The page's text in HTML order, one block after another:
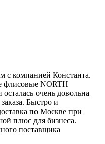
с компанией Константа.
флисовые NORTH
очень довольна
Быстро и
по Москве при
плюс для бизнеса.
поставщика